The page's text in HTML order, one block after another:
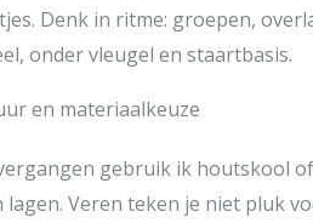
Denk in ritme: groepen,
onder vleugel en staartbasis.
en materiaalkeuze
gebruik ik houtskool
Veren teken je niet pluk